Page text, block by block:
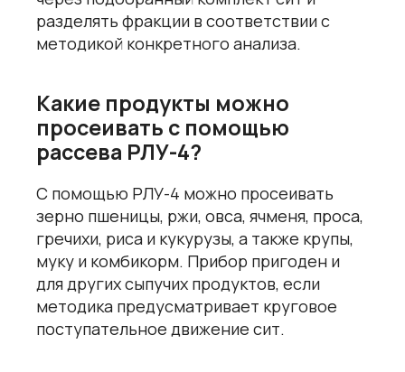
разделять фракции в соответствии с
методикой конкретного анализа.
Какие продукты можно
просеивать с помощью
рассева РЛУ-4?
С помощью РЛУ-4 можно просеивать
зерно пшеницы, ржи, овса, ячменя, проса,
гречихи, риса и кукурузы, а также крупы,
муку и комбикорм. Прибор пригоден и
для других сыпучих продуктов, если
методика предусматривает круговое
поступательное движение сит.